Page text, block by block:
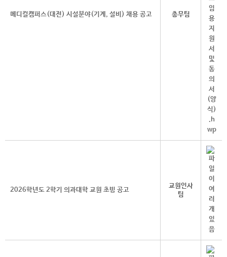
메디컬캠퍼스(대전) 시설분야(기계, 설비) 채용 공고​ 총무팀
2026학년도 2학기 의과대학 교원 초빙 공고
교원인사
팀